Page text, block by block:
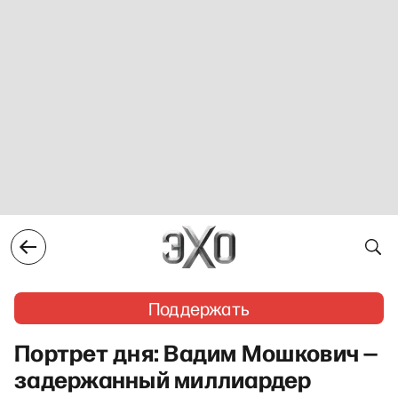
Поддержать
Портрет дня: Вадим Мошкович —
задержанный миллиардер